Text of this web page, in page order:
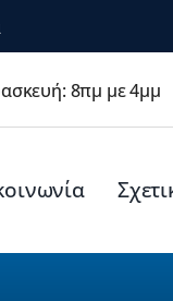
8πμ με 4μμ